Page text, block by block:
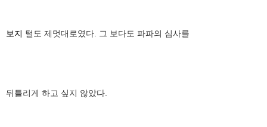
보지 털도 제멋대로였다. 그 보다도 파파의 심사를
뒤틀리게 하고 싶지 않았다.